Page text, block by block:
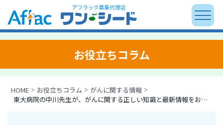
お役立ちコラム
HOME お役立ちコラム
がんに関する情報
東大病院の中川先生が、がんに関する正しい知識と最新情報をお伝えしたいとYouTubeの講座を配信